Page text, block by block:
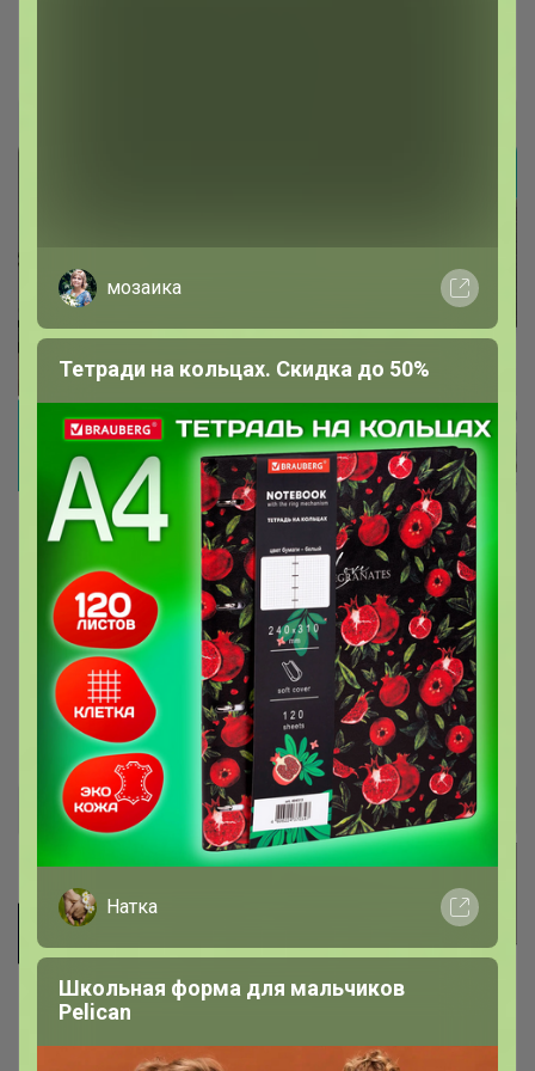
Теплые, воздушные, согревающие
одеяла от Асконы
Одеяла, подушки, матрасы, кровати, товары для
сна
proly
мозаика
Тетради на кольцах. Скидка до 50%
Натка
Школьная форма для мальчиков
Pelican